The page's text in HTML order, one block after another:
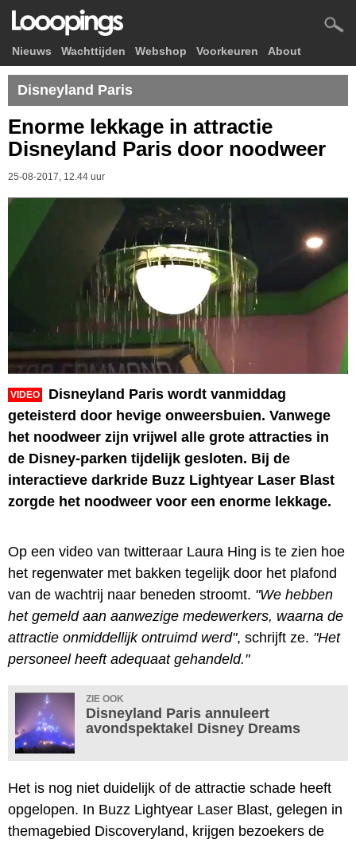
Nieuws Wachttijden Webshop Voorkeuren About
Disneyland Paris
Enorme lekkage in attractie
Disneyland Paris door noodweer
25-08-2017, 12.44 uur
VIDEO
Disneyland Paris wordt vanmiddag
geteisterd door hevige onweersbuien. Vanwege
het noodweer zijn vrijwel alle grote attracties in
de Disney-parken tijdelijk gesloten. Bij de
interactieve darkride Buzz Lightyear Laser Blast
zorgde het noodweer voor een enorme lekkage.
Op een video van twitteraar Laura Hing is te zien hoe
het regenwater met bakken tegelijk door het plafond
van de wachtrij naar beneden stroomt. "We hebben
het gemeld aan aanwezige medewerkers, waarna de
attractie onmiddellijk ontruimd werd", schrijft ze. "Het
personeel heeft adequaat gehandeld."
ZIE OOK
Disneyland Paris annuleert
avondspektakel Disney Dreams
Het is nog niet duidelijk of de attractie schade heeft
opgelopen. In Buzz Lightyear Laser Blast, gelegen in
themagebied Discoveryland, krijgen bezoekers de